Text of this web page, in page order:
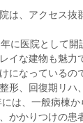
は、アクセス抜
に医院として
イな建物も魅力
になっているの
形、回復期リハ
は、一般病棟
かかりつけの患